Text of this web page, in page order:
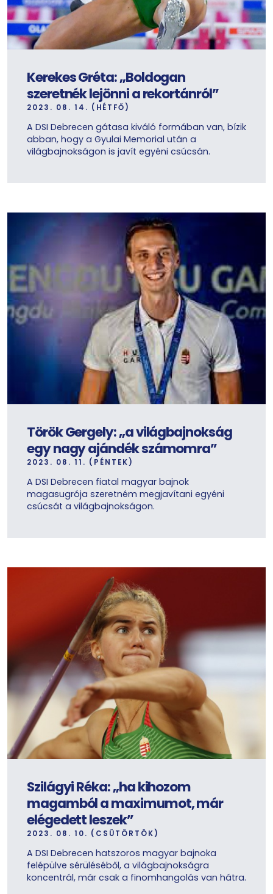
Kerekes Gréta: „Boldogan
szeretnék lejönni a rekortánról”
2023. 08. 14. (HÉTFŐ)
A DSI Debrecen gátasa kiváló formában van, bízik
abban, hogy a Gyulai Memorial után a
világbajnokságon is javít egyéni csúcsán.
Török Gergely: „a világbajnokság
egy nagy ajándék számomra”
2023. 08. 11. (PÉNTEK)
A DSI Debrecen fiatal magyar bajnok
magasugrója szeretném megjavítani egyéni
csúcsát a világbajnokságon.
Szilágyi Réka: „ha kihozom
magamból a maximumot, már
elégedett leszek”
2023. 08. 10. (CSÜTÖRTÖK)
A DSI Debrecen hatszoros magyar bajnoka
felépülve sérüléséből, a világbajnokságra
koncentrál, már csak a finomhangolás van hátra.